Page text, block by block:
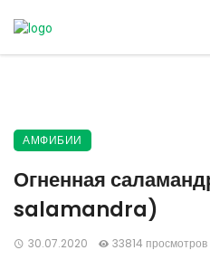
АМФИБИИ
Огненная
salamandra)
30.07.2020 33814 просмотров